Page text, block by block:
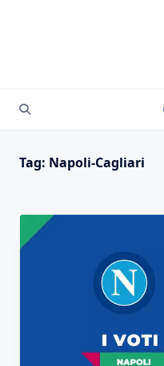
Tag: Napoli-Cagliari